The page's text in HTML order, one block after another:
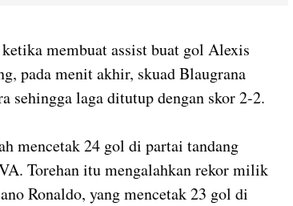
membuat assist buat gol Alexis
pada menit akhir, skuad Blaugrana
sehingga laga ditutup dengan skor 2-2.
mencetak 24 gol di partai tandang
Torehan itu mengalahkan rekor milik
Ronaldo, yang mencetak 23 gol di